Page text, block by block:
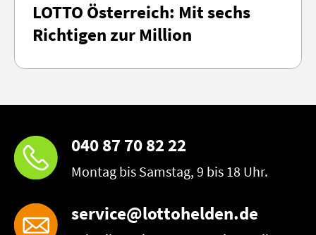
LOTTO Österreich: Mit sechs
Richtigen zur Million
040 87 70 82 22
Montag bis Samstag, 9 bis 18 Uhr.
service@lottohelden.de